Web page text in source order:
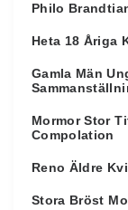
Philo
Heta 18 Åriga
Gamla Män
Mormor Stor
Compolation
Reno Äldre
Stora Bröst